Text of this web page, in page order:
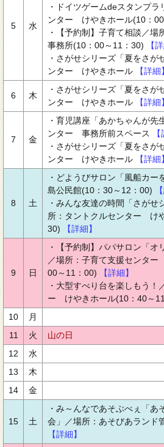
5 水
・ドイツゲームdeスタンプ
ンター けやきホール(10：
・【予約制】子育て相談／
事務所(10：00～11：30)
【
・さがせシリーズ「夏をさが
ンター けやきホール
【詳細】
6 木
・さがせシリーズ「夏をさが
ンター けやきホール
【詳細】
7 金
・育児講座「あかちゃんが先
ンター 事務所前スペース
・さがせシリーズ「夏をさが
ンター けやきホール
【詳細】
8 土
・どようびサロン「風船カー
島公民館(10：30～12：00)
・みんな友達の時間「さが
所：タントクルセンター け
30)
【詳細】
9 日
・【予約制】パパサロン「オ
／場所：子育て支援センタ
00～11：00)
【詳細】
・大型すべり台を楽しもう！
ー けやきホール(10：40～
10
月
11
火
山の日
12
水
13
木
14
金
15 土
・み～んなであそぶべぇ「あ
会」／場所：あそびあランド
【詳細】